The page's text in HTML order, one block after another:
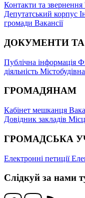
Контакти та звернення
Депутатський корпус
громади Вакансії
ДОКУМЕНТИ ТА
Публічна інформація
діяльність
ГРОМАДЯНАМ
Кабінет мешканця
Довідник закладів
ГРОМАДСЬКА
Електронні петиції
Слідкуй за нами